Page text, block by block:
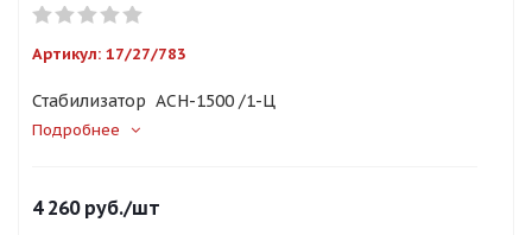
Артикул: 17/27/783
Стабилизатор АСН-1500 /1-Ц
Подробнее
4 260руб./шт